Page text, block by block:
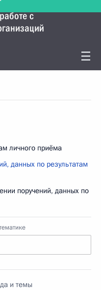
с
личного приёма
данных по результатам
поручений, данных по
и темы